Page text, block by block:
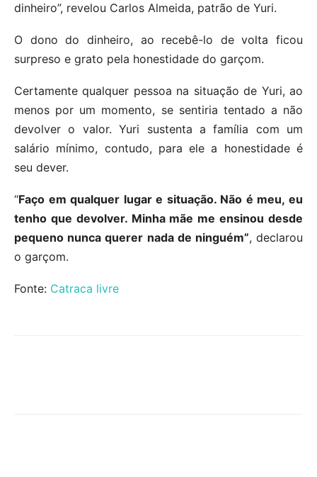
dinheiro”, revelou Carlos Almeida, patrão de Yuri.
O dono do dinheiro, ao recebê-lo de volta ficou
surpreso e grato pela honestidade do garçom.
Certamente qualquer pessoa na situação de Yuri, ao
menos por um momento, se sentiria tentado a não
devolver o valor. Yuri sustenta a família com um
salário mínimo, contudo, para ele a honestidade é
seu dever.
“Faço em qualquer lugar e situação. Não é meu, eu
tenho que devolver. Minha mãe me ensinou desde
pequeno nunca querer nada de ninguém”, declarou
o garçom.
Fonte: Catraca livre